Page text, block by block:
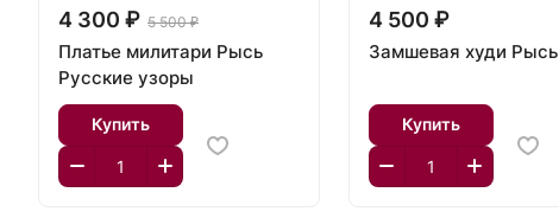
4 300 ₽ 5 500 ₽
Платье милитари Рысь
Русские узоры
Купить
4 500 ₽
Замшевая худи Рысь
Купить